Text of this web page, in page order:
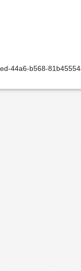
44a6-b568-